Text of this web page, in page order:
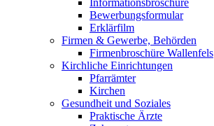
Informationsbroschüre
Bewerbungsformular
Erklärfilm
Firmen & Gewerbe, Behörden
Firmenbroschüre Wallenfels
Kirchliche Einrichtungen
Pfarrämter
Kirchen
Gesundheit und Soziales
Praktische Ärzte